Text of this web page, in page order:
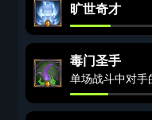
旷世奇才
毒门圣手
单场战斗中对